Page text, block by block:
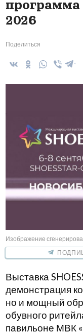
программа
2026
Поделиться
Изображение
Выставка
демонстрация
но и мощный
обувного
павильоне МВК